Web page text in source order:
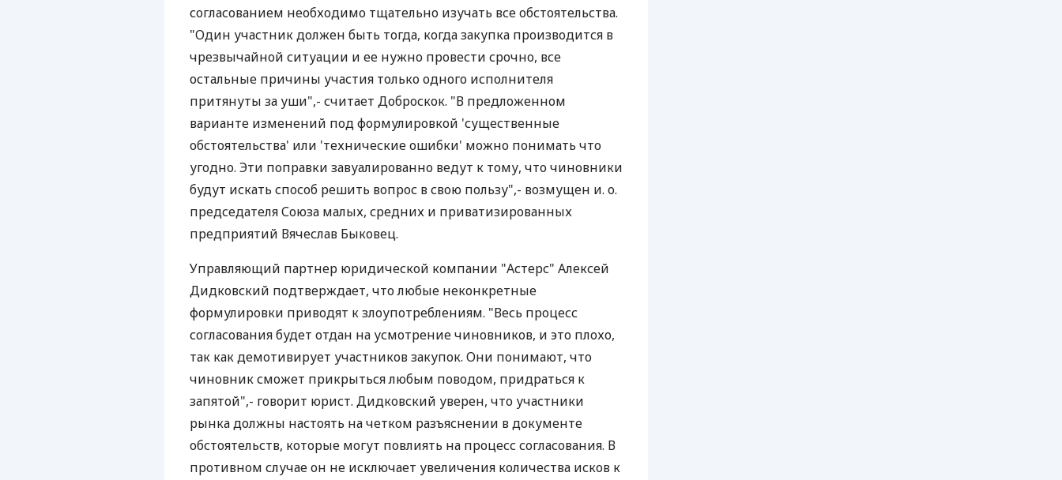
согласованием необходимо тщательно изучать все обстоятельства.
"Один участник должен быть тогда, когда закупка производится в
чрезвычайной ситуации и ее нужно провести срочно, все
остальные причины участия только одного исполнителя
притянуты за уши",- считает Доброскок. "В предложенном
варианте изменений под формулировкой 'существенные
обстоятельства' или 'технические ошибки' можно понимать что
угодно. Эти поправки завуалированно ведут к тому, что чиновники
будут искать способ решить вопрос в свою пользу",- возмущен и. о.
председателя Союза малых, средних и приватизированных
предприятий Вячеслав Быковец.
Управляющий партнер юридической компании "Астерс" Алексей
Дидковский подтверждает, что любые неконкретные
формулировки приводят к злоупотреблениям. "Весь процесс
согласования будет отдан на усмотрение чиновников, и это плохо,
так как демотивирует участников закупок. Они понимают, что
чиновник сможет прикрыться любым поводом, придраться к
запятой",- говорит юрист. Дидковский уверен, что участники
рынка должны настоять на четком разъяснении в документе
обстоятельств, которые могут повлиять на процесс согласования. В
противном случае он не исключает увеличения количества исков к